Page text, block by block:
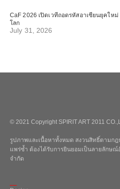
CaF 2026 เปิดเวทีถอดรหัสอาเซียนยุคให
โลก
July 31, 2026
© 2021 Copyright SPIRIT ART 2011
รูปภาพและเนื้อหาทั้งหมด สงวนสิทธิ์ตามกฎ
แพร่ซ้ำ ต้องได้รับการยินยอมเป็นลายลักษณ์
จำกัด